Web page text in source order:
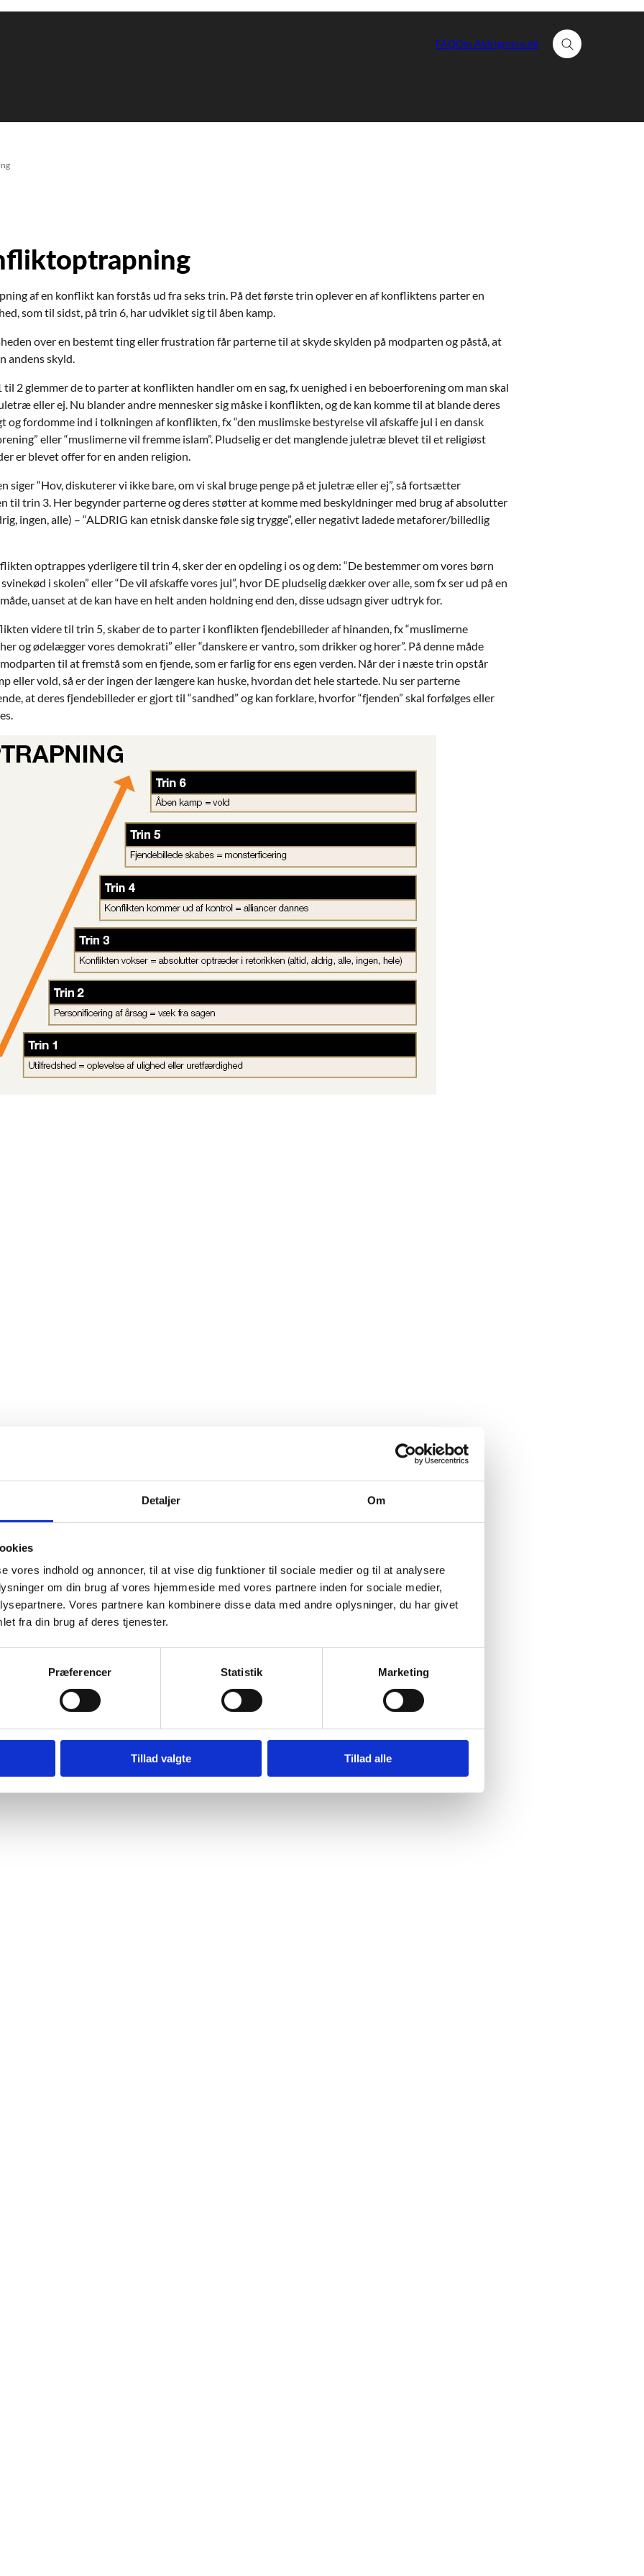
Detaljer Om
vores indhold og annoncer, til at vise dig funktioner til sociale medier og til at analysere
om din brug af vores hjemmeside med vores partnere inden for sociale medier,
Vores partnere kan kombinere disse data med andre oplysninger, du har givet
fra din brug af deres tjenester.
Præferencer Statistik Marketing
Tillad valgte Tillad alle
FAQOm Aldrigmere.dk Fold søgefelt ud
af en konflikt kan forstås ud fra seks trin. På det første trin oplever en af konfliktens parter en
som til sidst, på trin 6, har udviklet sig til åben kamp.
over en bestemt ting eller frustration får parterne til at skyde skylden på modparten og påstå, at
andens skyld.
til 2 glemmer de to parter at konflikten handler om en sag, fx uenighed i en beboerforening om man skal
eller ej. Nu blander andre mennesker sig måske i konflikten, og de kan komme til at blande deres
og fordomme ind i tolkningen af konflikten, fx “den muslimske bestyrelse vil afskaffe jul i en dansk
eller “muslimerne vil fremme islam”. Pludselig er det manglende juletræ blevet til et religiøst
er blevet offer for en anden religion.
siger “Hov, diskuterer vi ikke bare, om vi skal bruge penge på et juletræ eller ej”, så fortsætter
til trin 3. Her begynder parterne og deres støtter at komme med beskyldninger med brug af absolutter
ingen, alle) – “ALDRIG kan etnisk danske føle sig trygge”, eller negativt ladede metaforer/billedlig
optrappes yderligere til trin 4, sker der en opdeling i os og dem: “De bestemmer om vores børn
svinekød i skolen” eller “De vil afskaffe vores jul”, hvor DE pludselig dækker over alle, som fx ser ud på en
uanset at de kan have en helt anden holdning end den, disse udsagn giver udtryk for.
videre til trin 5, skaber de to parter i konflikten fjendebilleder af hinanden, fx “muslimerne
og ødelægger vores demokrati” eller “danskere er vantro, som drikker og horer”. På denne måde
til at fremstå som en fjende, som er farlig for ens egen verden. Når der i næste trin opstår
eller vold, så er der ingen der længere kan huske, hvordan det hele startede. Nu ser parterne
at deres fjendebilleder er gjort til “sandhed” og kan forklare, hvorfor “fjenden” skal forfølges eller